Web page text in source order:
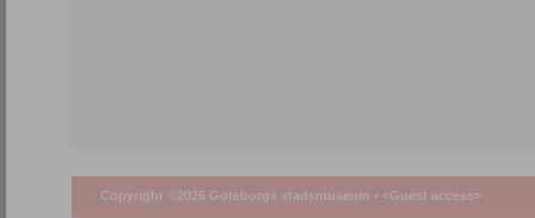
Copyright ©2026 Göteborgs stadsmuseum • <Guest access>